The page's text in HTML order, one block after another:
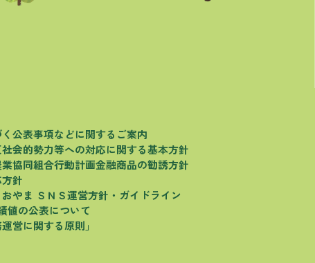
公表事項などに関するご案内
会的勢力等への対応に関する基本方針
協同組合行動計画金融商品の勧誘方針
針
おやま ＳＮＳ運営方針・ガイドライン
値の公表について
営に関する原則」